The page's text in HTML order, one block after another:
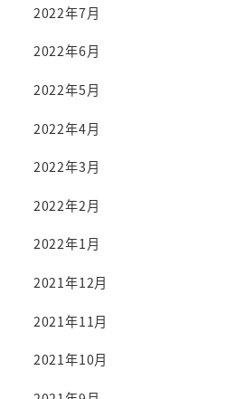
2022年7月
2022年6月
2022年5月
2022年4月
2022年3月
2022年2月
2022年1月
2021年12月
2021年11月
2021年10月